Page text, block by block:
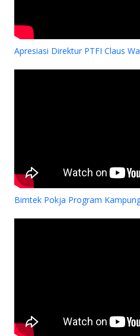
Apresiasi Direktur PTFI Claus
Bimtek Pokja Program